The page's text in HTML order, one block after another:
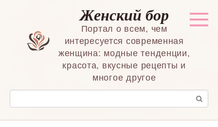
Женский бор
Портал о всем, чем
интересуется современная
женщина: модные тенденции,
красота, вкусные рецепты и
многое другое
Поиск: